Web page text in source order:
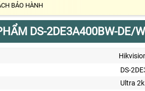
BẢO HÀNH
DS-2DE3A400BW-DE/
DS-
Ultra